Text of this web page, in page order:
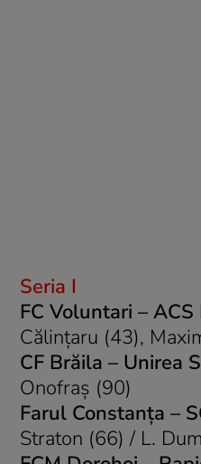
Seria I
FC Voluntari –
Călinţaru (43),
CF Brăila – Unirea
Onofraş (90)
Farul Constanţa –
Straton (66) / L.